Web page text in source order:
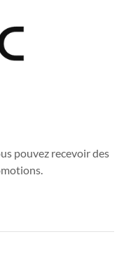
pouvez recevoir des